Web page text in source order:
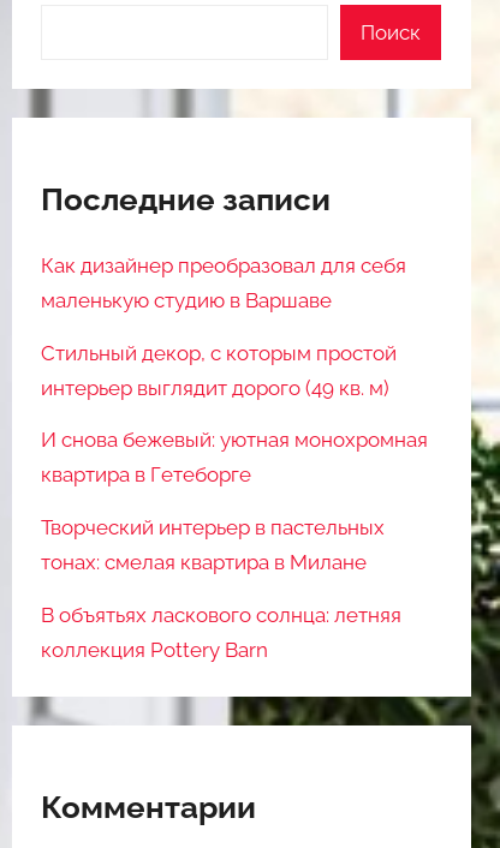
Поиск
Последние записи
Как дизайнер преобразовал для себя
маленькую студию в Варшаве
Стильный декор, с которым простой
интерьер выглядит дорого (49 кв. м)
И снова бежевый: уютная монохромная
квартира в Гетеборге
Творческий интерьер в пастельных
тонах: смелая квартира в Милане
В объятьях ласкового солнца: летняя
коллекция Pottery Barn
Комментарии